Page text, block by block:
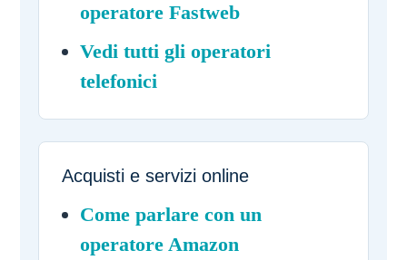
operatore Fastweb
Vedi tutti gli operatori
telefonici
Acquisti e servizi online
Come parlare con un
operatore Amazon